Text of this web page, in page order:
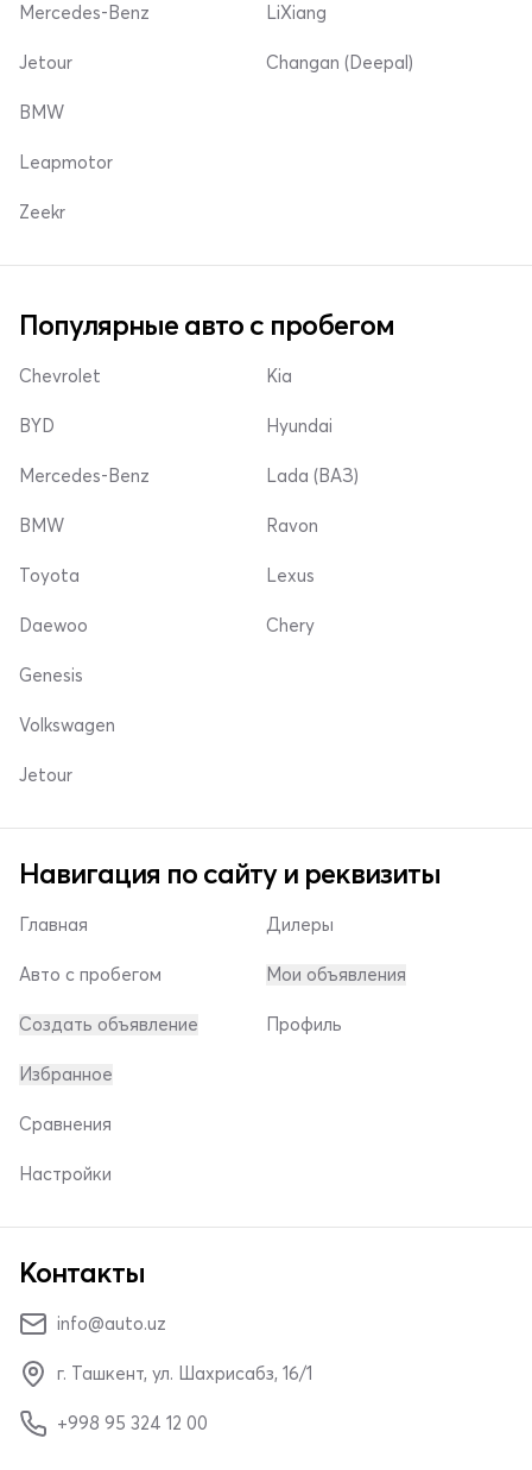
Mercedes-Benz
Jetour
LiXiang
Changan (Deepal)
BMW
Leapmotor
Zeekr
Популярные авто с пробегом
Chevrolet
BYD
Mercedes-Benz
Kia
Hyundai
Lada (ВАЗ)
BMW
Toyota
Daewoo
Ravon
Lexus
Chery
Genesis
Volkswagen
Jetour
Навигация по сайту и реквизиты
Главная
Авто с пробегом
Создать объявление
Дилеры
Мои объявления
Профиль
Избранное
Сравнения
Настройки
Контакты
info@auto.uz
г. Ташкент, ул. Шахрисабз, 16/1
+998 95 324 12 00